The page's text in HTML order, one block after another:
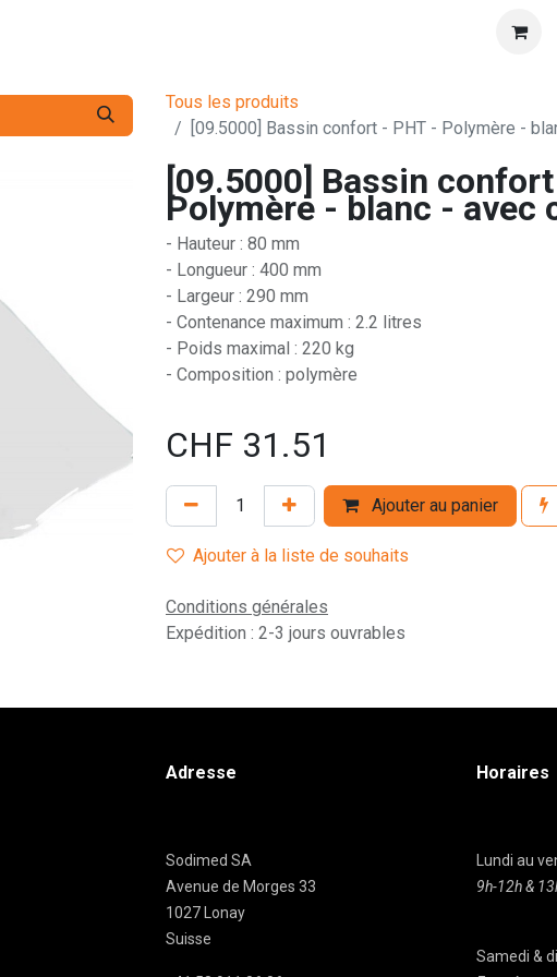
Tous les produits
[09.5000] Bassin confort - PHT - Polymère -
[09.5000] Bassin
Polymère - blanc - avec
- Hauteur : 80 mm
- Longueur : 400 mm
- Largeur : 290 mm
- Contenance maximum : 2.2 litres
- Poids maximal : 220 kg
- Composition : polymère
CHF 31.51
Ajouter au panier
Ajouter à la liste de souhaits
Conditions générales
Expédition : 2-3 jours ouvrables
Adresse
Sodimed SA
Avenue de Morges 33
1027 Lonay
Suisse
Horaires
Lundi au
9h-12h &
Samedi &